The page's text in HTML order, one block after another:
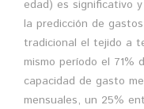
edad) es significativo
la predicción de
tradicional el tejido a
mismo período el
capacidad de gasto
mensuales, un 25%